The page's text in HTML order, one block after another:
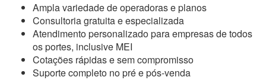
Ampla variedade de operadoras e planos
Consultoria gratuita e especializada
Atendimento personalizado para empresas de todos
os portes, inclusive MEI
Cotações rápidas e sem compromisso
Suporte completo no pré e pós-venda